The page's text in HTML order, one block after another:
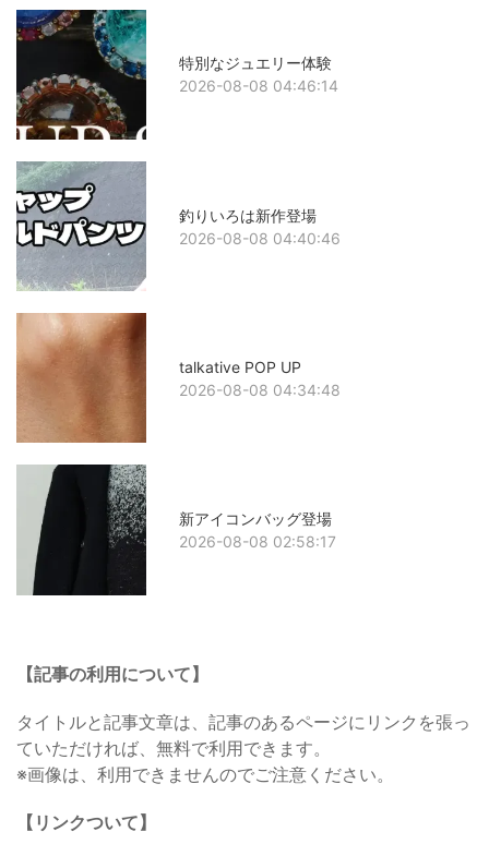
特別なジュエリー体験
2026-08-08 04:46:14
釣りいろは新作登場
2026-08-08 04:40:46
talkative POP UP
2026-08-08 04:34:48
新アイコンバッグ登場
2026-08-08 02:58:17
【記事の利用について】
タイトルと記事文章は、記事のあるページにリンクを張っ
ていただければ、無料で利用できます。
※画像は、利用できませんのでご注意ください。
【リンクついて】